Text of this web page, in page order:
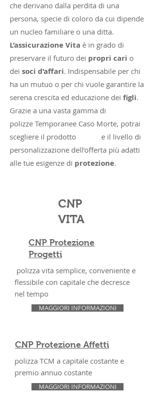
che derivano dalla perdita di una
persona, specie di coloro da cui dipende
un nucleo familiare o una ditta.
L’assicurazione Vita è in grado di
preservare il futuro dei propri cari o
dei soci d’affari. Indispensabile per chi
ha un mutuo o per chi vuole garantire la
serena crescita ed educazione dei figli.
Grazie a una vasta gamma di
polizze Temporanee Caso Morte, potrai
scegliere il prodotto e il livello di
personalizzazione dell’offerta più adatti
alle tue esigenze di protezione.
CNP
VITA
CNP Protezione
Progetti
polizza vita semplice, conveniente e
flessibile con capitale che decresce
nel tempo
MAGGIORI INFORMAZIONI
CNP Protezione Affetti
polizza TCM a capitale costante e
premio annuo costante
MAGGIORI INFORMAZIONI